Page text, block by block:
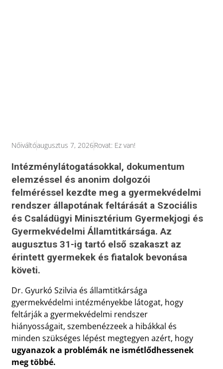
Nőiváltóaugusztus 7, 2026Rovat: Ez van!
Intézménylátogatásokkal, dokumentum
elemzéssel és anonim dolgozói
felméréssel kezdte meg a gyermekvédelmi
rendszer állapotának feltárását a Szociális
és Családügyi Minisztérium Gyermekjogi és
Gyermekvédelmi Államtitkársága. Az
augusztus 31-ig tartó első szakaszt az
érintett gyermekek és fiatalok bevonása
követi.
Dr. Gyurkó Szilvia és államtitkársága
gyermekvédelmi intézményekbe látogat, hogy
feltárják a gyermekvédelmi rendszer
hiányosságait, szembenézzeek a hibákkal és
minden szükséges lépést megtegyen azért, hogy
ugyanazok a problémák ne ismétlődhessenek
meg többé.